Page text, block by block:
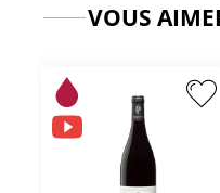
VOUS